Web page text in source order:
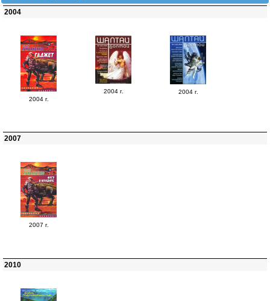
2004
2004 г.
2004 г. 2004 г.
2007
2007 г.
2010